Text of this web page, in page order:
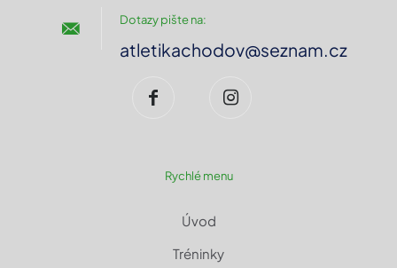
Dotazy pište na:
atletikachodov@seznam.cz
Rychlé menu
Úvod
Tréninky